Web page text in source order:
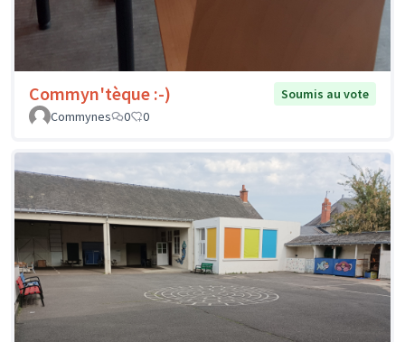
Commyn'tèque :-)
Soumis au vote
Commynes
0 0